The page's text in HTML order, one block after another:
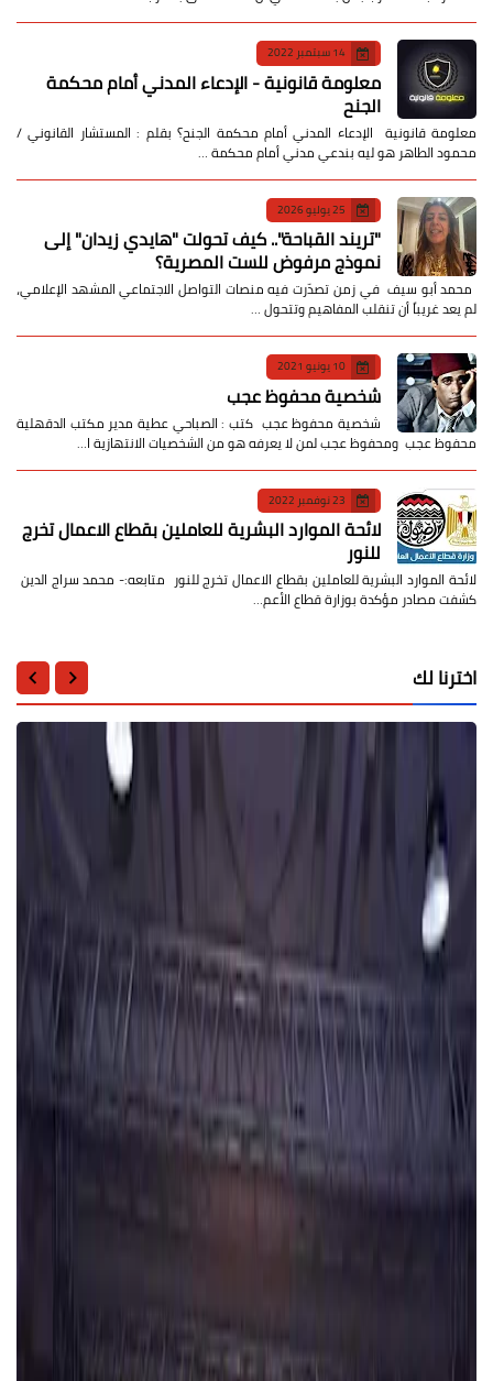
14 سبتمبر 2022
معلومة قانونية - الإدعاء المدني أمام محكمة
الجنح
معلومة قانونية الإدعاء المدني أمام محكمة الجنح؟ بقلم : المستشار القانوني /
محمود الطاهر هو ليه بندعي مدني أمام محكمة …
25 يوليو 2026
​"تريند القباحة".. كيف تحولت "هايدي زيدان" إلى
نموذج مرفوض للست المصرية؟
​ محمد أبو سيف ​في زمن تصدّرت فيه منصات التواصل الاجتماعي المشهد الإعلامي،
لم يعد غريباً أن تنقلب المفاهيم وتتحول …
10 يونيو 2021
شخصية محفوظ عجب
شخصية محفوظ عجب كتب : الصباحي عطية مدير مكتب الدقهلية
محفوظ عجب ومحفوظ عجب لمن لا يعرفه هو من الشخصيات الانتهازية ا…
23 نوفمبر 2022
لائحة الموارد البشرية للعاملين بقطاع الاعمال تخرج
للنور
لائحة الموارد البشرية للعاملين بقطاع الاعمال تخرج للنور متابعه:- محمد سراج الدين
كشفت مصادر مؤكدة بوزارة قطاع الأعم…
اخترنا لك